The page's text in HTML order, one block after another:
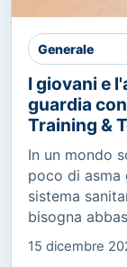
Generale
I giovani e
guardia
Training &
In un mondo
poco di asma
sistema
bisogna
15 dicembre